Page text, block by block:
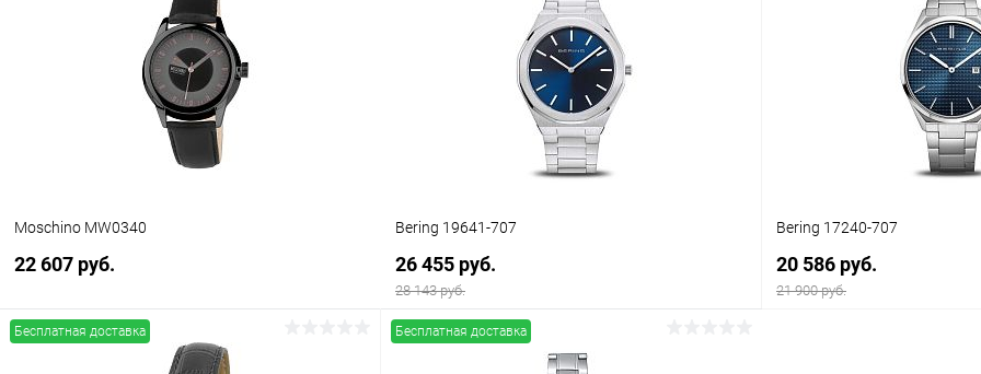
В наличии
Сравнение
В наличии
Moschino MW0340
22 607 руб.
В корзину
Bering 19641-707
26 455 руб.
28 143 руб.
В корзину
Bering 17240-707
20 586 руб.
21 900 руб.
Бесплатная доставка Бесплатная доставка